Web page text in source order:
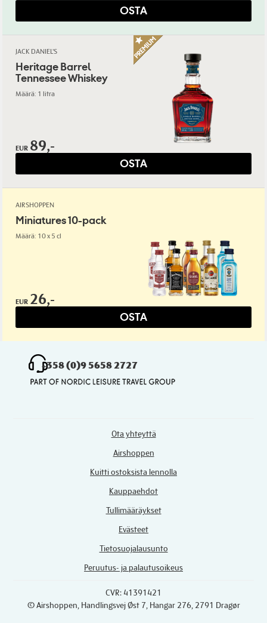
OSTA
JACK DANIEL'S
Heritage Barrel
Tennessee Whiskey
Määrä: 1 litra
EUR 89,-
OSTA
AIRSHOPPEN
Miniatures 10-pack
Määrä: 10 x 5 cl
EUR 26,-
OSTA
+358 (0)9 5658 2727
Ota yhteyttä
Airshoppen
Kuitti ostoksista lennolla
Kauppaehdot
Tullimääräykset
Evästeet
Tietosuojalausunto
Peruutus- ja palautusoikeus
CVR: 41391421
© Airshoppen, Handlingsvej Øst 7, Hangar 276, 2791 Dragør